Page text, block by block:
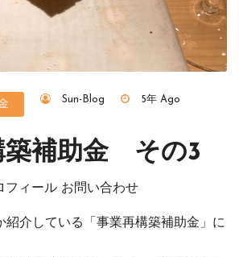
Sun-Blog 5年 Ago
築補助金 その3
フィール お問い合わせ
紹介している「事業再構築補助金」に